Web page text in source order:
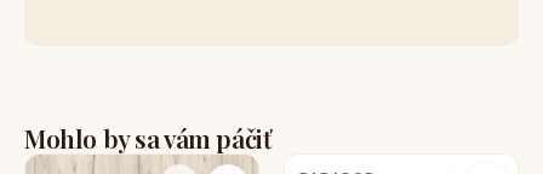
Mohlo by sa vám páčiť